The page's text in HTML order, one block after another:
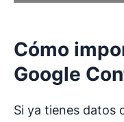
Cómo
Google
Si ya tienes datos